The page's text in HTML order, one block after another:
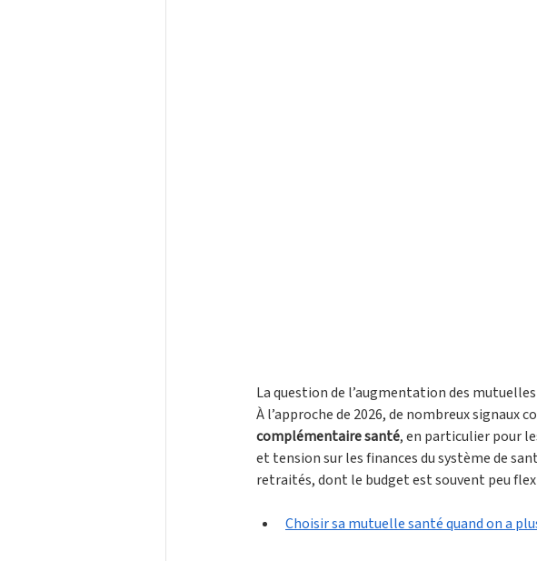
La question de l’augmentation des
À l’approche de 2026, de nombreux signaux
complémentaire santé, en particulier pour
et tension sur les finances du système de
retraités, dont le budget est souvent peu
Choisir sa mutuelle santé quand on a